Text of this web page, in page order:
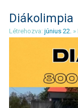
Diákolimpia
Létrehozva: június 22.